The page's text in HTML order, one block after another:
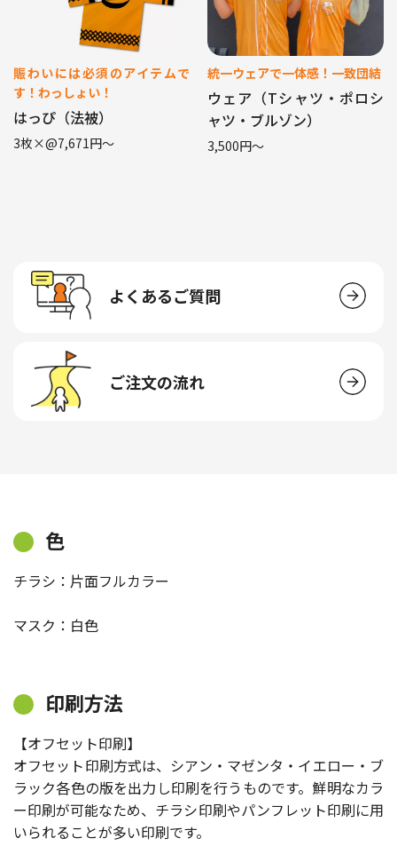
賑わいには必須のアイテムで
す！わっしょい！
はっぴ（法被）
3枚×@7,671円〜
統一ウェアで一体感！一致団結
ウェア（Tシャツ・ポロシ
ャツ・ブルゾン）
3,500円〜
よくあるご質問
ご注文の流れ
色
チラシ：片面フルカラー
マスク：白色
印刷方法
【オフセット印刷】
オフセット印刷方式は、シアン・マゼンタ・イエロー・ブ
ラック各色の版を出力し印刷を行うものです。鮮明なカラ
ー印刷が可能なため、チラシ印刷やパンフレット印刷に用
いられることが多い印刷です。